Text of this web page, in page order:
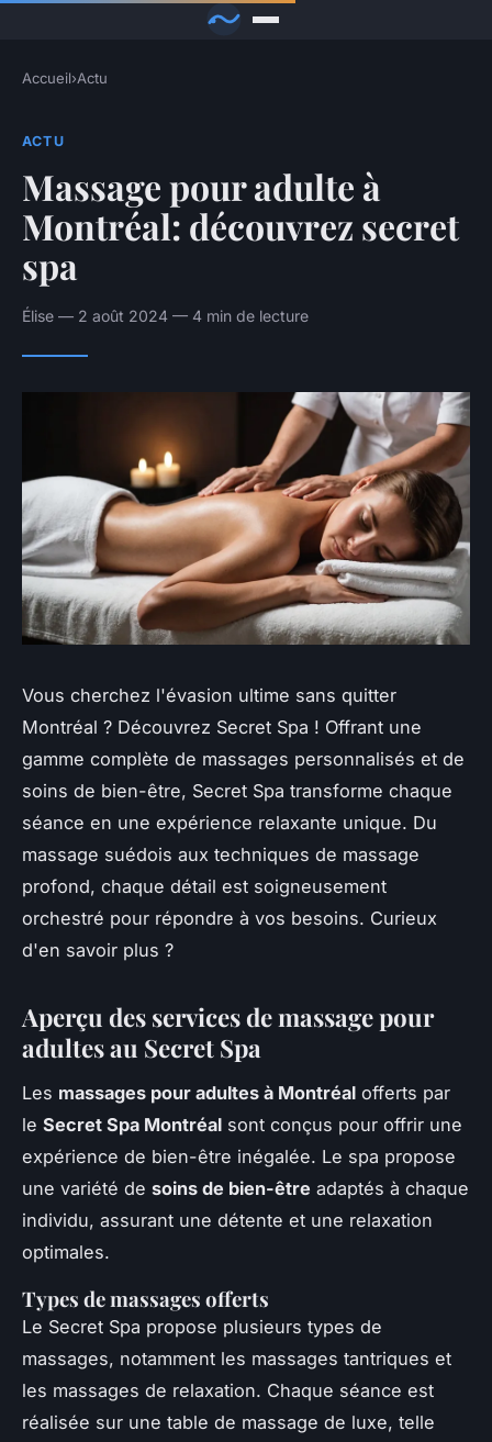
Accueil›Actu
ACTU
Massage pour adulte à
Montréal: découvrez secret
spa
Élise — 2 août 2024 — 4 min de lecture
Vous cherchez l'évasion ultime sans quitter
Montréal ? Découvrez Secret Spa ! Offrant une
gamme complète de massages personnalisés et de
soins de bien-être, Secret Spa transforme chaque
séance en une expérience relaxante unique. Du
massage suédois aux techniques de massage
profond, chaque détail est soigneusement
orchestré pour répondre à vos besoins. Curieux
d'en savoir plus ?
Aperçu des services de massage pour
adultes au Secret Spa
Les massages pour adultes à Montréal offerts par
le Secret Spa Montréal sont conçus pour offrir une
expérience de bien-être inégalée. Le spa propose
une variété de soins de bien-être adaptés à chaque
individu, assurant une détente et une relaxation
optimales.
Types de massages offerts
Le Secret Spa propose plusieurs types de
massages, notamment les massages tantriques et
les massages de relaxation. Chaque séance est
réalisée sur une table de massage de luxe, telle